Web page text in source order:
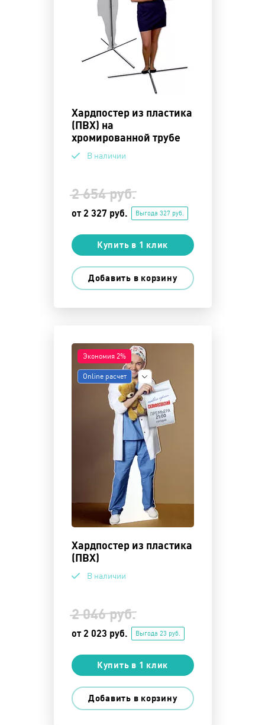
Хардпостер из пластика
(ПВХ) на
хромированной трубе
В наличии
2 654 руб.
от 2 327 руб. Выгода 327 руб.
Купить в 1 клик
Добавить в корзину
Хардпостер из пластика
(ПВХ)
Экономия 2%
Online расчет Показать
В наличии
2 046 руб.
от 2 023 руб. Выгода 23 руб.
Купить в 1 клик
Добавить в корзину